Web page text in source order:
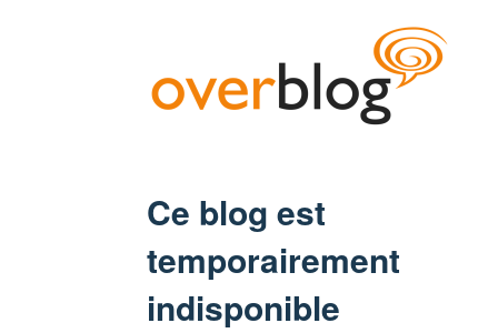
Ce blog est
temporairement
indisponible